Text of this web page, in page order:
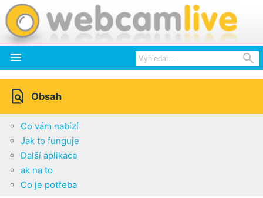
 
 Obsah
Co vám nabízí
Jak to funguje
Další aplikace
ak na to
Co je potřeba